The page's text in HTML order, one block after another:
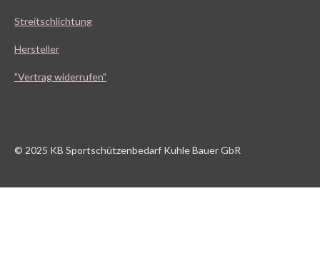
Streitschlichtung
Hersteller
"Vertrag widerrufen"
© 2025 KB Sportschützenbedarf Kuhle Bauer GbR